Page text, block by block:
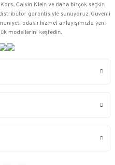
Calvin Klein ve daha birçok seçkin
garantisiyle sunuyoruz. Güvenli
odaklı hizmet anlayışımızla yeni
modellerini keşfedin.